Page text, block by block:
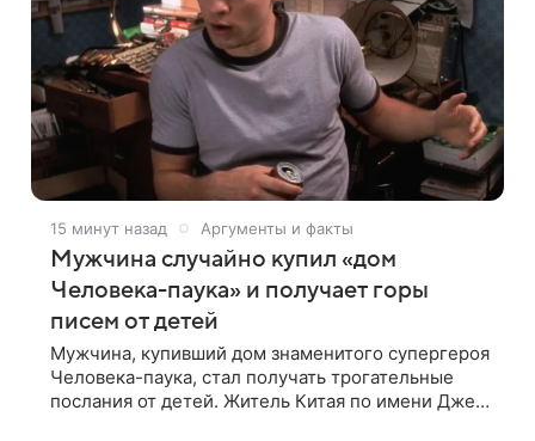
15 минут назад Аргументы и факты
Мужчина случайно купил «дом
Человека-паука» и получает горы
писем от детей
Мужчина, купивший дом знаменитого супергероя
Человека-паука, стал получать трогательные
послания от детей. Житель Китая по имени Джек